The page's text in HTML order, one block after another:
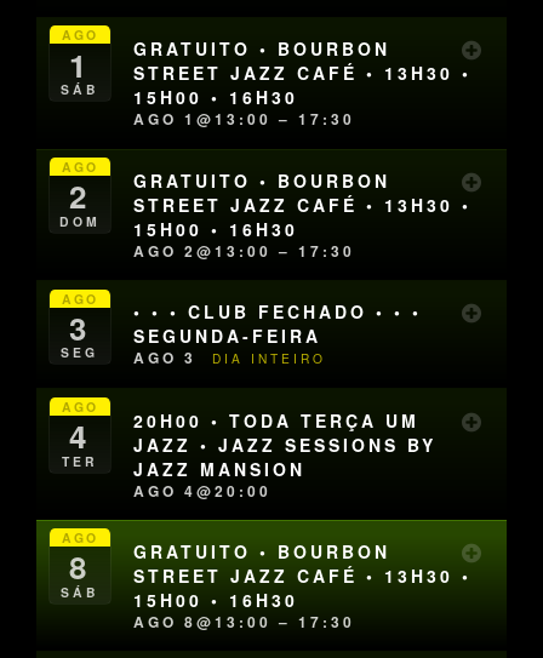
AGO
1
SÁB
GRATUITO • BOURBON
STREET JAZZ CAFÉ • 13H30 •
15H00 • 16H30
AGO 1@13:00 – 17:30
AGO
2
DOM
GRATUITO • BOURBON
STREET JAZZ CAFÉ • 13H30 •
15H00 • 16H30
AGO 2@13:00 – 17:30
AGO
3
SEG
• • • CLUB FECHADO • • •
SEGUNDA-FEIRA
AGO 3 DIA INTEIRO
AGO
4
TER
20H00 • TODA TERÇA UM
JAZZ • JAZZ SESSIONS BY
JAZZ MANSION
AGO 4@20:00
AGO
8
SÁB
GRATUITO • BOURBON
STREET JAZZ CAFÉ • 13H30 •
15H00 • 16H30
AGO 8@13:00 – 17:30